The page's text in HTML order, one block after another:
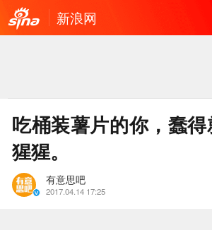
新浪网
吃桶装薯片的你，蠢
猩猩。
有意思吧
2017.04.14 17:25